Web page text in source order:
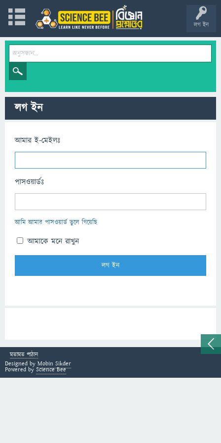
লগ ইন
লগ ইন
আমার ই-মেইলঃ
পাসওয়ার্ডঃ
আমি আমার পাসওয়ার্ড ভুলে গিয়েছি
আমাকে মনে রাখুন
মতামত পাঠান
Designed by Mobin Sikder
Powered by Science Bee